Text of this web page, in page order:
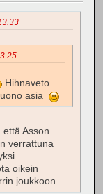
Hihnaveto
asia
Asson
verrattuna
oikein
joukkoon.